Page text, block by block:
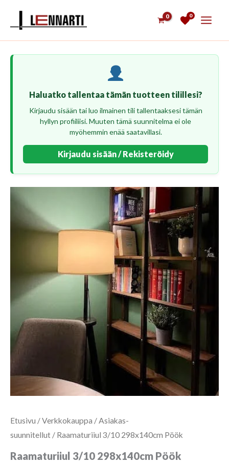
0
Haluatko tallentaa tämän tuotteen tilillesi?
Kirjaudu sisään tai luo ilmainen tili tallentaaksesi tämän
hyllyn profiiliisi. Muuten tämä suunnitelma ei ole
myöhemmin enää saatavillasi.
Kirjaudu sisään / Rekisteröidy
Etusivu /Verkkokauppa / Asiakas-
suunnitellut / Raamaturiiul 3/10 298x140cm Pöök
Raamaturiiul 3/10 298x140cm Pöök